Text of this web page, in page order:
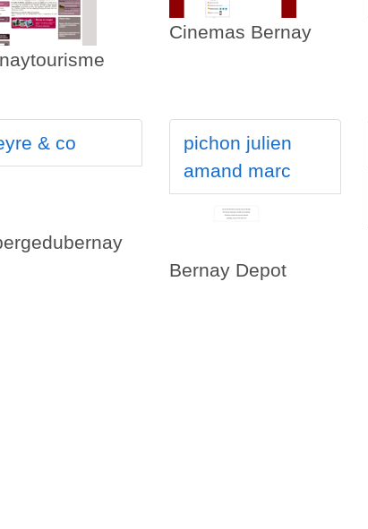
Cinemas Bernay
& co
pichon julien
amand marc
Bernay Depot